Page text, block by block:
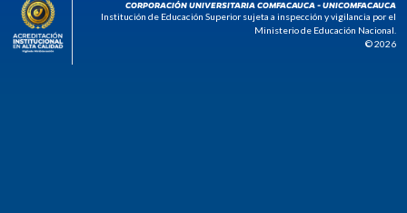
CORPORACIÓN UNIVERSITARIA COMFACAUCA - UNICOMFACAUCA
Institución de Educación Superior sujeta a inspección y vigilancia por el
Ministerio de Educación Nacional.
© 2026